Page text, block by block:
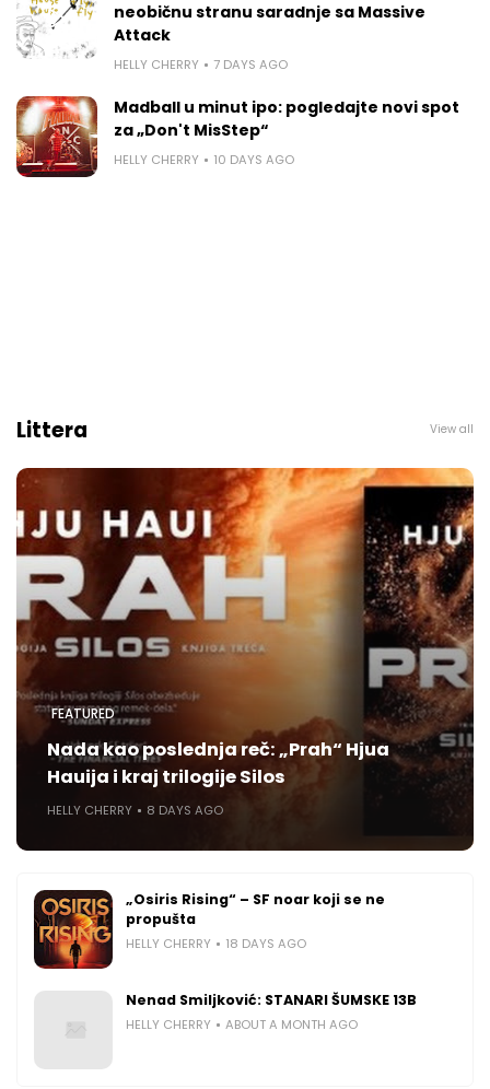
neobičnu stranu saradnje sa Massive
Attack
HELLY CHERRY 7 DAYS AGO
Madball u minut ipo: pogledajte novi spot
za „Don't MisStep“
HELLY CHERRY 10 DAYS AGO
Littera View all
FEATURED
Nada kao poslednja reč: „Prah“ Hjua
Hauija i kraj trilogije Silos
HELLY CHERRY 8 DAYS AGO
„Osiris Rising“ – SF noar koji se ne
propušta
HELLY CHERRY 18 DAYS AGO
Nenad Smiljković: STANARI ŠUMSKE 13B
HELLY CHERRY ABOUT A MONTH AGO